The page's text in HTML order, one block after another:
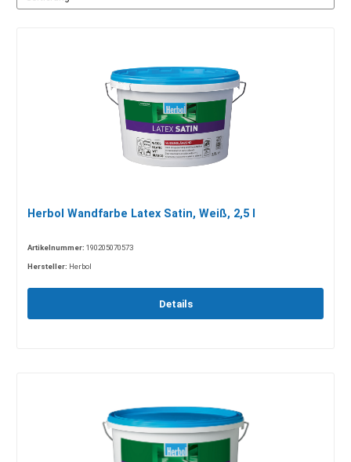
Herbol Wandfarbe Latex Satin, Weiß, 2,5 l
Artikelnummer: 190205070573
Hersteller: Herbol
Details